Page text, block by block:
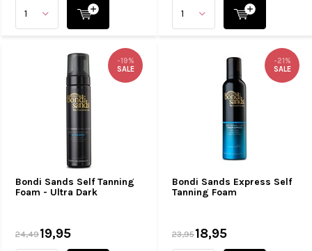
Bondi Sands Self Tanning
Foam - Ultra Dark
-19%
SALE
24,4919,95
Bondi Sands Express Self
Tanning Foam
-21%
SALE
23,9518,95